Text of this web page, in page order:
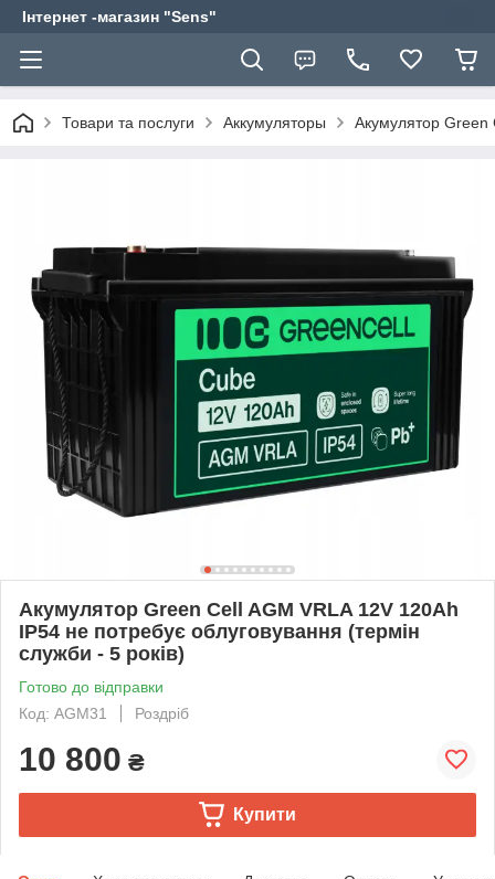
Інтернет -магазин "Sens"
Товари та послуги Аккумуляторы Акумулятор Green
Акумулятор Green Cell AGM VRLA 12V 120Ah
IP54 не потребує облуговування (термін
служби - 5 років)
Готово до відправки
Код: AGM31
Роздріб
10 800 ₴
Купити